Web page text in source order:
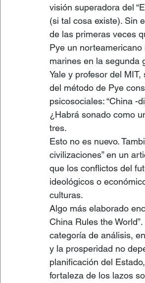
visión superadora del
(si tal cosa existe). Sin
de las primeras veces
Pye un
marines en la segunda
Yale y profesor del
del método de Pye
psicosociales: “China -
¿Habrá sonado como
tres.
Esto no es nuevo.
civilizaciones” en un
que los conflictos del
ideológicos o
culturas.
Algo más elaborado
China Rules the
categoría de análisis,
y la prosperidad no
planificación del
fortaleza de los lazos